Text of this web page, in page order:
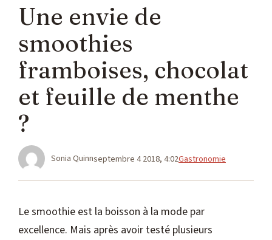
Une envie de
smoothies
framboises, chocolat
et feuille de menthe
?
Sonia Quinnseptembre 4 2018, 4:02Catégories
Gastronomie
Le smoothie est la boisson à la mode par
excellence. Mais après avoir testé plusieurs